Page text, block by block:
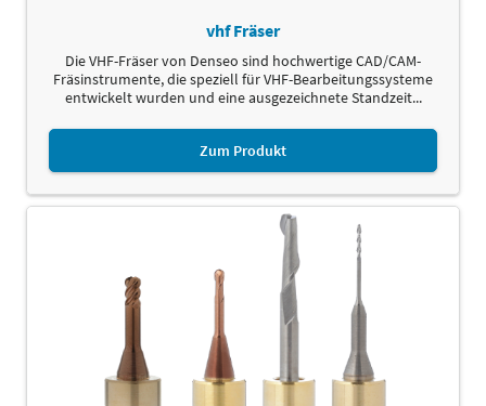
vhf Fräser
Die VHF-Fräser von Denseo sind hochwertige CAD/CAM-
Fräsinstrumente, die speziell für VHF-Bearbeitungssysteme
entwickelt wurden und eine ausgezeichnete Standzeit...
Zum Produkt